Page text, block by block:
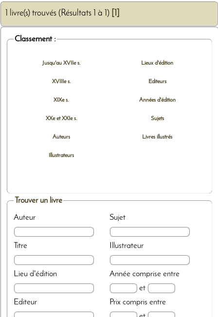
1 livre(s) trouvés (Résultats 1 à 1)
Classement :
Jusqu'au XVIIe s.
XVIIIe s.
XIXe s.
XXe et XXIe s.
Auteurs
Illustrateurs
Lieux d'édition
Editeurs
Années d'édition
Sujets
Livres illustrés
Trouver un livre
Auteur
Titre
Lieu d'édition
Editeur
Sujet
Illustrateur
Annéecomprise entre
et
Prixcompris entre